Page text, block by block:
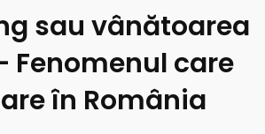
sau vânătoarea
Fenomenul care
în România